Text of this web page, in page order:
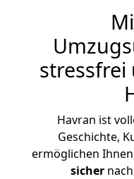
stressfrei
Havran ist
Geschichte,
ermöglichen
sichernach